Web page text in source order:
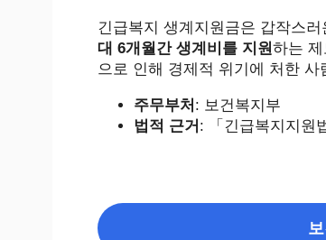
긴급복지 생계지원금은 갑작스
대 6개월간 생계비를 지원하는
으로 인해 경제적 위기에 처한
주무부처 : 보건복지부
법적 근거 : 「긴급복지지원